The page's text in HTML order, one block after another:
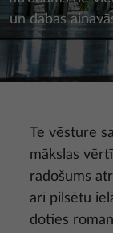
un dabas
Te vēsture
mākslas
radošums
arī pilsētu
doties